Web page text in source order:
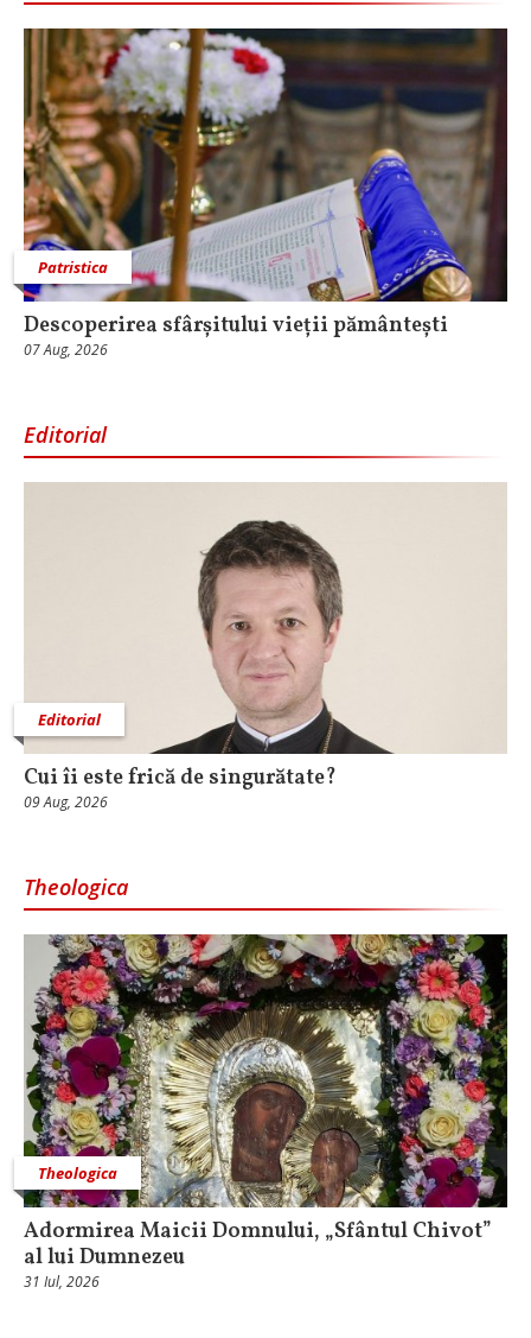
Patristica
Descoperirea sfârșitului vieții pământești
07 Aug, 2026
Editorial
Editorial
Cui îi este frică de singurătate?
09 Aug, 2026
Theologica
Theologica
Adormirea Maicii Domnului, „Sfântul Chivot”
al lui Dumnezeu
31 Iul, 2026